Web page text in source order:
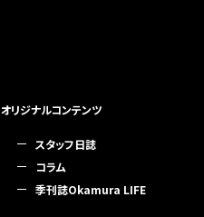
オリジナルコンテンツ
スタッフ日誌
コラム
季刊誌Okamura LIFE